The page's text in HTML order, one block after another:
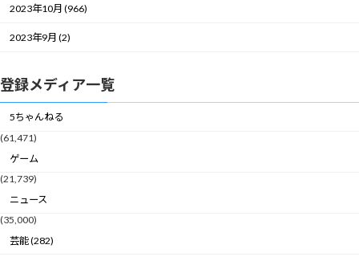
2023年10月 (966)
2023年9月 (2)
登録メディア一覧
5ちゃんねる
(61,471)
ゲーム
(21,739)
ニュース
(35,000)
芸能 (282)